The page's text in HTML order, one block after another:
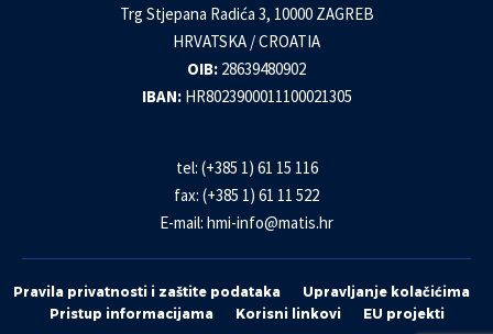
Trg Stjepana Radića 3, 10000 ZAGREB
HRVATSKA / CROATIA
OIB: 28639480902
IBAN: HR8023900011100021305
tel: (+385 1) 61 15 116
fax: (+385 1) 61 11 522
E-mail: hmi-info@matis.hr
Pravila privatnosti i zaštite podataka
Upravljanje kolačićima
Pristup informacijama
Korisni linkovi EU projekti